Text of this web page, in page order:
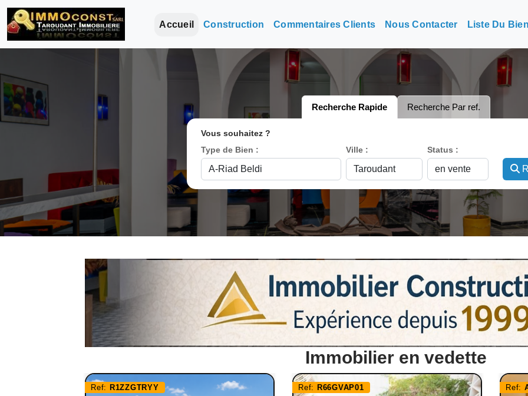
Accueil Construction Commentaires Clients Nous Contacter Liste Du
Recherche Rapide Recherche Par ref.
Vous souhaitez ?
Type de Bien :
Ville : Status :
Immobilier en vedette
Ref: R1ZZGTRYY Ref: R66GVAP01 Ref: